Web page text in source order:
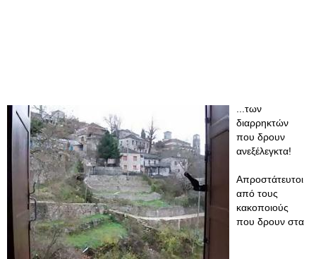
...των
διαρρηκτών
που δρουν
ανεξέλεγκτα!
Απροστάτευτοι
από τους
κακοποιούς
που δρουν στα